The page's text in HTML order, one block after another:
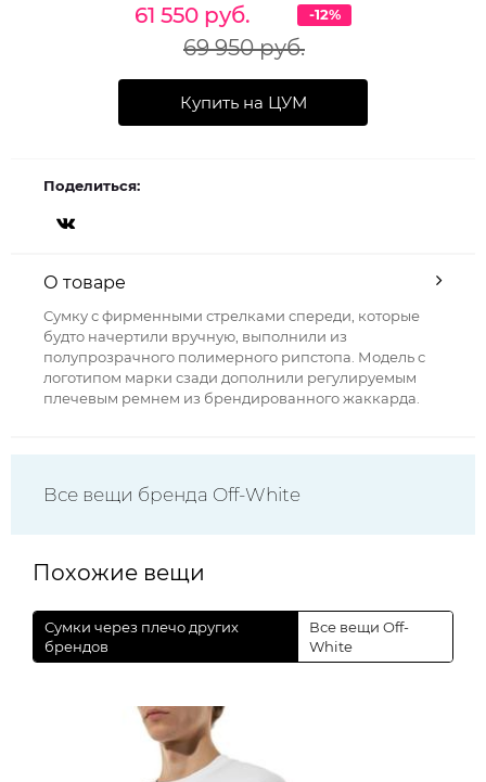
61 550 руб.
69 950 руб.
-12%
Купить на ЦУМ
Поделиться:
О товаре
Сумку с фирменными стрелками спереди, которые
будто начертили вручную, выполнили из
полупрозрачного полимерного рипстопа. Модель с
логотипом марки сзади дополнили регулируемым
плечевым ремнем из брендированного жаккарда.
Все вещи бренда Off-White
Похожие вещи
Сумки через плечо других
брендов
Все вещи Off-
White